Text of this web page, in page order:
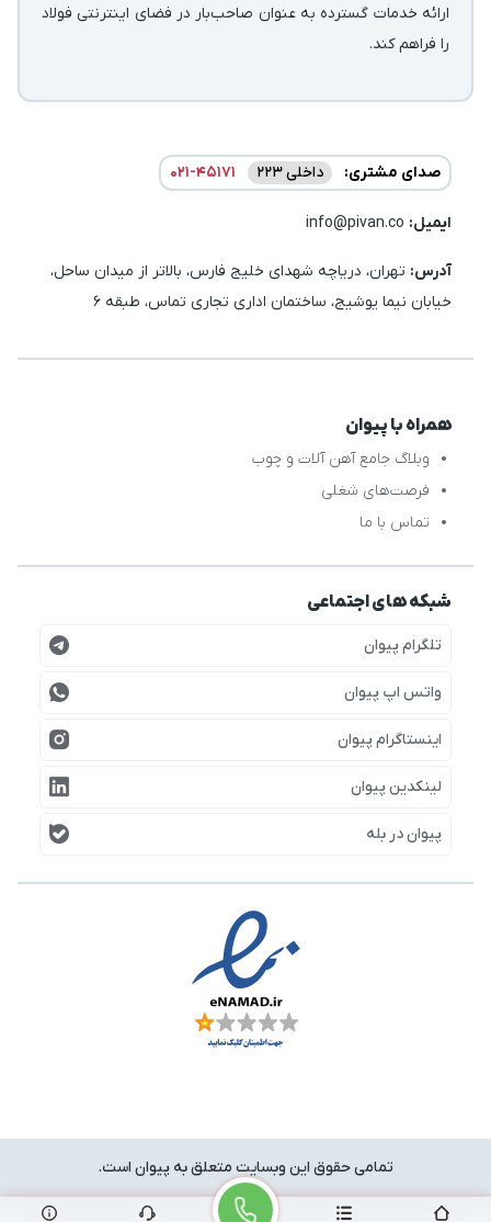
ارائه خدمات گسترده به عنوان صاحب‌بار در فضای اینترنتی فولاد
را فراهم کند.
صدای مشتری: داخلی 223 021-45171
ایمیل:‌
آدرس: تهران، دریاچه شهدای خلیج فارس، بالاتر از میدان ساحل،
خیابان نیما یوشیج، ساختمان اداری تجاری تماس، طبقه 6
همراه با پیوان
وبلاگ جامع آهن آلات و چوب
فرصت‌های شغلی
تماس با ما
شبکه های اجتماعی
تلگرام پیوان
واتس اپ پیوان
اینستاگرام پیوان
لینکدین پیوان
پیوان در بله
تمامی حقوق این وبسایت متعلق به پیوان است.